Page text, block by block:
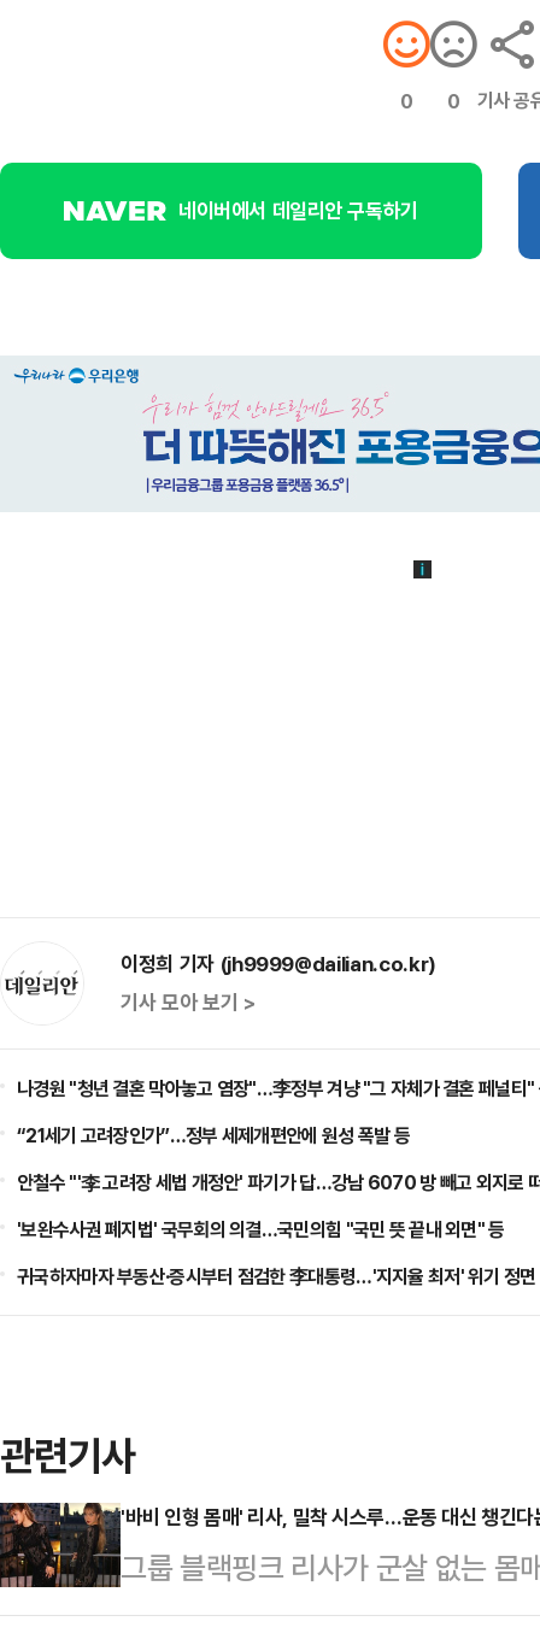
0 0 기사 공
네이버에서 데일리안 구독하기
이정희 기자 (jh9999@dailian.co.kr)
기사 모아 보기 >
나경원 "청년 결혼 막아놓고 염장"…李정부 겨냥 "그 자체가 결혼 페널티"
“21세기 고려장인가”…정부 세제개편안에 원성 폭발 등
안철수 "'李 고려장 세법 개정안' 파기가 답…강남 6070 방 빼고 외지로
'보완수사권 폐지법' 국무회의 의결…국민의힘 "국민 뜻 끝내 외면" 등
귀국하자마자 부동산·증시부터 점검한 李대통령…'지지율 최저' 위기 정
관련기사
'바비 인형 몸매' 리사, 밀착 시스루…운동 대신 챙긴
그룹 블랙핑크 리사가 군살 없는
SNS에 별다른 문구 없이 근황이